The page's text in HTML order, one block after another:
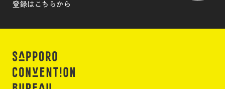
登録はこちらから